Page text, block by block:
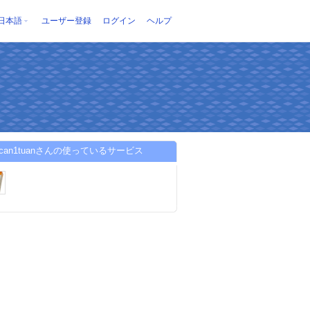
本語 ユーザー登録 ログイン ヘルプ
さんの使っているサービス